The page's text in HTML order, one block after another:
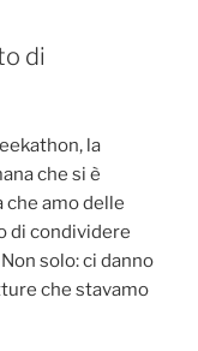
di
la
che si è
che amo delle
di condividere
solo: ci danno
che stavamo